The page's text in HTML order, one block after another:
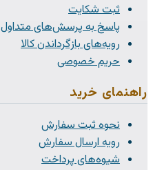
ثبت شکایت
پاسخ به پرسش‌های متداول
رویه‌های بازگرداندن کالا
حریم خصوصی
راهنمای خرید
نحوه ثبت سفارش
رویه ارسال سفارش
شیوه‌های پرداخت